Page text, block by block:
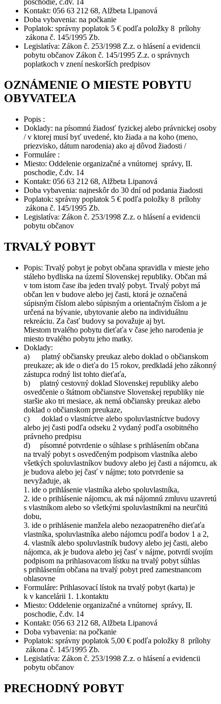
poschodie, č.dv. 14
Kontakt: 056 63 212 68, Alžbeta Lipanová
Doba vybavenia: na počkanie
Poplatok: správny poplatok 5 € podľa položky 8 prílohy
zákona č. 145/1995 Zb.
Legislatíva: Zákon č. 253/1998 Z.z. o hlásení a evidencii
pobytu občanov Zákon č. 145/1995 Z.z. o správnych
poplatkoch v znení neskorších predpisov
OZNÁMENIE O MIESTE POBYTU
OBYVATEĽA
Popis :
Doklady: na písomnú žiadosť fyzickej alebo právnickej osoby
/ v ktorej musí byť uvedené, kto žiada a na koho (meno,
priezvisko, dátum narodenia) ako aj dôvod žiadosti /
Formuláre :
Miesto: Oddelenie organizačné a vnútornej správy, II.
poschodie, č.dv. 14
Kontakt: 056 63 212 68, Alžbeta Lipanová
Doba vybavenia: najneskôr do 30 dní od podania žiadosti
Poplatok: správny poplatok 5 € podľa položky 8 prílohy
zákona č. 145/1995 Zb.
Legislatíva: Zákon č. 253/1998 Z.z. o hlásení a evidencii
pobytu občanov
TRVALÝ POBYT
Popis: Trvalý pobyt je pobyt občana spravidla v mieste jeho
stáleho bydliska na území Slovenskej republiky. Občan má
v tom istom čase iba jeden trvalý pobyt. Trvalý pobyt má
občan len v budove alebo jej časti, ktorá je označená
súpisným číslom alebo súpisným a orientačným číslom a je
určená na bývanie, ubytovanie alebo na individuálnu
rekreáciu. Za časť budovy sa považuje aj byt.
Miestom trvalého pobytu dieťaťa v čase jeho narodenia je
miesto trvalého pobytu jeho matky.
Doklady:
a) platný občiansky preukaz alebo doklad o občianskom
preukaze; ak ide o dieťa do 15 rokov, predkladá jeho zákonný
zástupca rodný list tohto dieťaťa,
b) platný cestovný doklad Slovenskej republiky alebo
osvedčenie o štátnom občianstve Slovenskej republiky nie
staršie ako tri mesiace, ak nemá občiansky preukaz alebo
doklad o občianskom preukaze,
c) doklad o vlastníctve alebo spoluvlastníctve budovy
alebo jej časti podľa odseku 2 vydaný podľa osobitného
právneho predpisu
d) písomné potvrdenie o súhlase s prihlásením občana
na trvalý pobyt s osvedčeným podpisom vlastníka alebo
všetkých spoluvlastníkov budovy alebo jej časti a nájomcu, ak
je budova alebo jej časť v nájme; toto potvrdenie sa
nevyžaduje, ak
1. ide o prihlásenie vlastníka alebo spoluvlastníka,
2. ide o prihlásenie nájomcu, ak má nájomnú zmluvu uzavretú
s vlastníkom alebo so všetkými spoluvlastníkmi na neurčitú
dobu,
3. ide o prihlásenie manžela alebo nezaopatreného dieťaťa
vlastníka, spoluvlastníka alebo nájomcu podľa bodov 1 a 2,
4. vlastník alebo spoluvlastník budovy alebo jej časti, alebo
nájomca, ak je budova alebo jej časť v nájme, potvrdí svojím
podpisom na prihlasovacom lístku na trvalý pobyt súhlas
s prihlásením občana na trvalý pobyt pred zamestnancom
ohlasovne
Formuláre: Prihlasovací lístok na trvalý pobyt (karta) je
k v kancelárii 1. 1.kontaktu
Miesto: Oddelenie organizačné a vnútornej správy, II.
poschodie, č.dv. 14
Kontakt: 056 63 212 68, Alžbeta Lipanová
Doba vybavenia: na počkanie
Poplatok: správny poplatok 5,00 € podľa položky 8 prílohy
zákona č. 145/1995 Zb.
Legislatíva: Zákon č. 253/1998 Z.z. o hlásení a evidencii
pobytu občanov
PRECHODNÝ POBYT